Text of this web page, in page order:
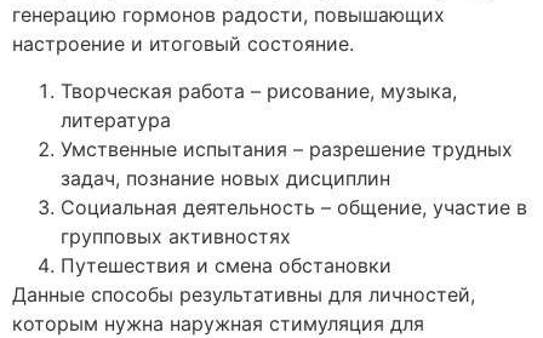
генерацию гормонов радости, повышающих
настроение и итоговый состояние.
Творческая работа – рисование, музыка,
литература
Умственные испытания – разрешение трудных
задач, познание новых дисциплин
Социальная деятельность – общение, участие в
групповых активностях
Путешествия и смена обстановки
Данные способы результативны для личностей,
которым нужна наружная стимуляция для